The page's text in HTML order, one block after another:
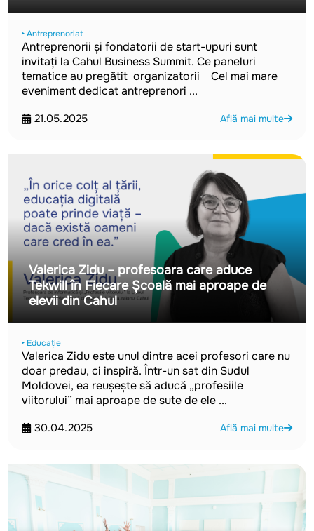
‣ Antreprenoriat
Antreprenorii și fondatorii de start-upuri sunt
invitați la Cahul Business Summit. Ce paneluri
tematice au pregătit organizatorii Cel mai mare
eveniment dedicat antreprenori ...
21.05.2025 Află mai multe
Valerica Zidu – profesoara care aduce
Tekwill în Fiecare Școală mai aproape de
elevii din Cahul
‣ Educație
Valerica Zidu este unul dintre acei profesori care nu
doar predau, ci inspiră. Într-un sat din Sudul
Moldovei, ea reușește să aducă „profesiile
viitorului” mai aproape de sute de ele ...
30.04.2025 Află mai multe